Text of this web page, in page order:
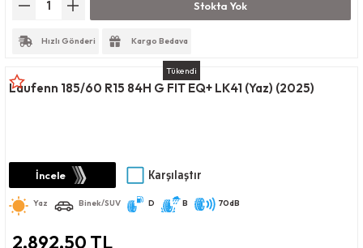
Stokta Yok
Hızlı Gönderi Kargo Bedava
Tükendi
Laufenn 185/60 R15 84H G FIT EQ+ LK41 (Yaz) (2025)
İncele Karşılaştır
Yaz Binek/SUV D B 70dB
2.892,50 TL